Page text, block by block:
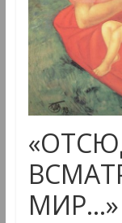
МИР…»